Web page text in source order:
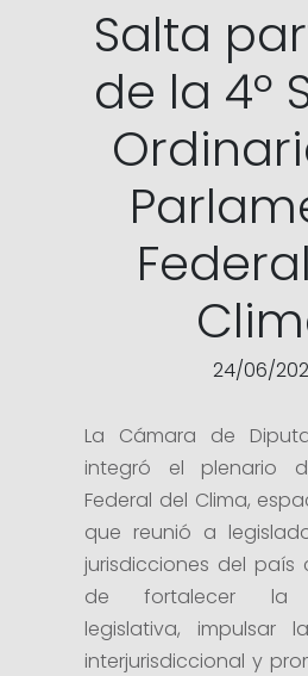
Salta
de la 4º
24/06/
La Cámara de
integró el plenario
Federal del Clima,
que reunió a
jurisdicciones del
de fortalecer la
legislativa, impulsar
interjurisdiccional y